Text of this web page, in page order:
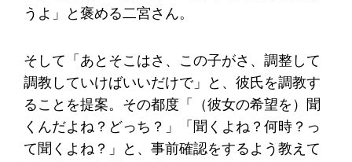
うよ」と褒める二宮さん。
そして「あとそこはさ、この子がさ、調整して
調教していけばいいだけで」と、彼氏を調教す
ることを提案。その都度「（彼女の希望を）聞
くんだよね？どっち？」「聞くよね？何時？っ
て聞くよね？」と、事前確認をするよう教えて